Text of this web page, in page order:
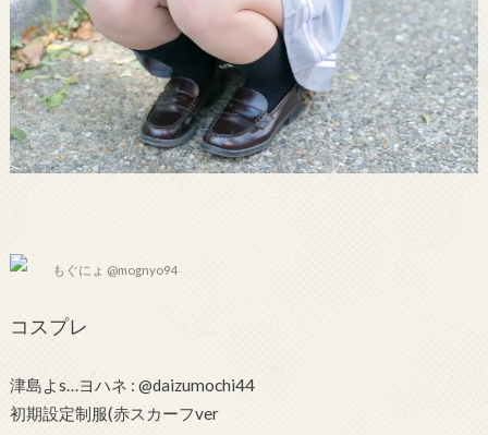
もぐにょ @mognyo94
コスプレ
津島よs…ヨハネ : @daizumochi44
初期設定制服(赤スカーフver